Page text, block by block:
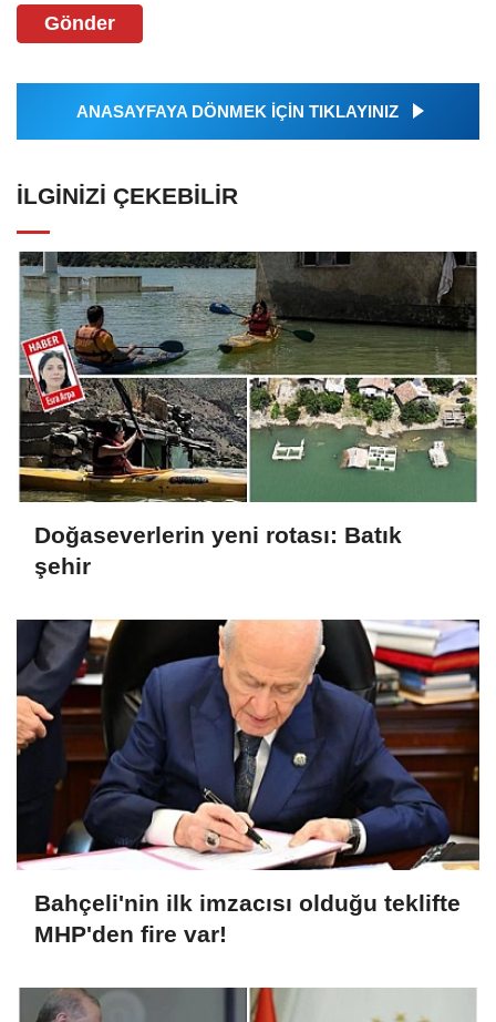
Gönder
ANASAYFAYA DÖNMEK İÇİN TIKLAYINIZ
İLGINIZI ÇEKEBILIR
Doğaseverlerin yeni rotası: Batık
şehir
Bahçeli'nin ilk imzacısı olduğu teklifte
MHP'den fire var!